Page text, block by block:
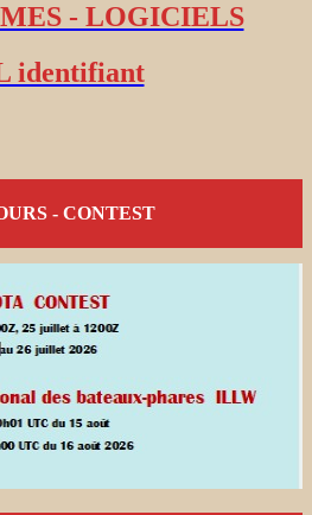
- LOGICIELS
identifiant
- CONTEST